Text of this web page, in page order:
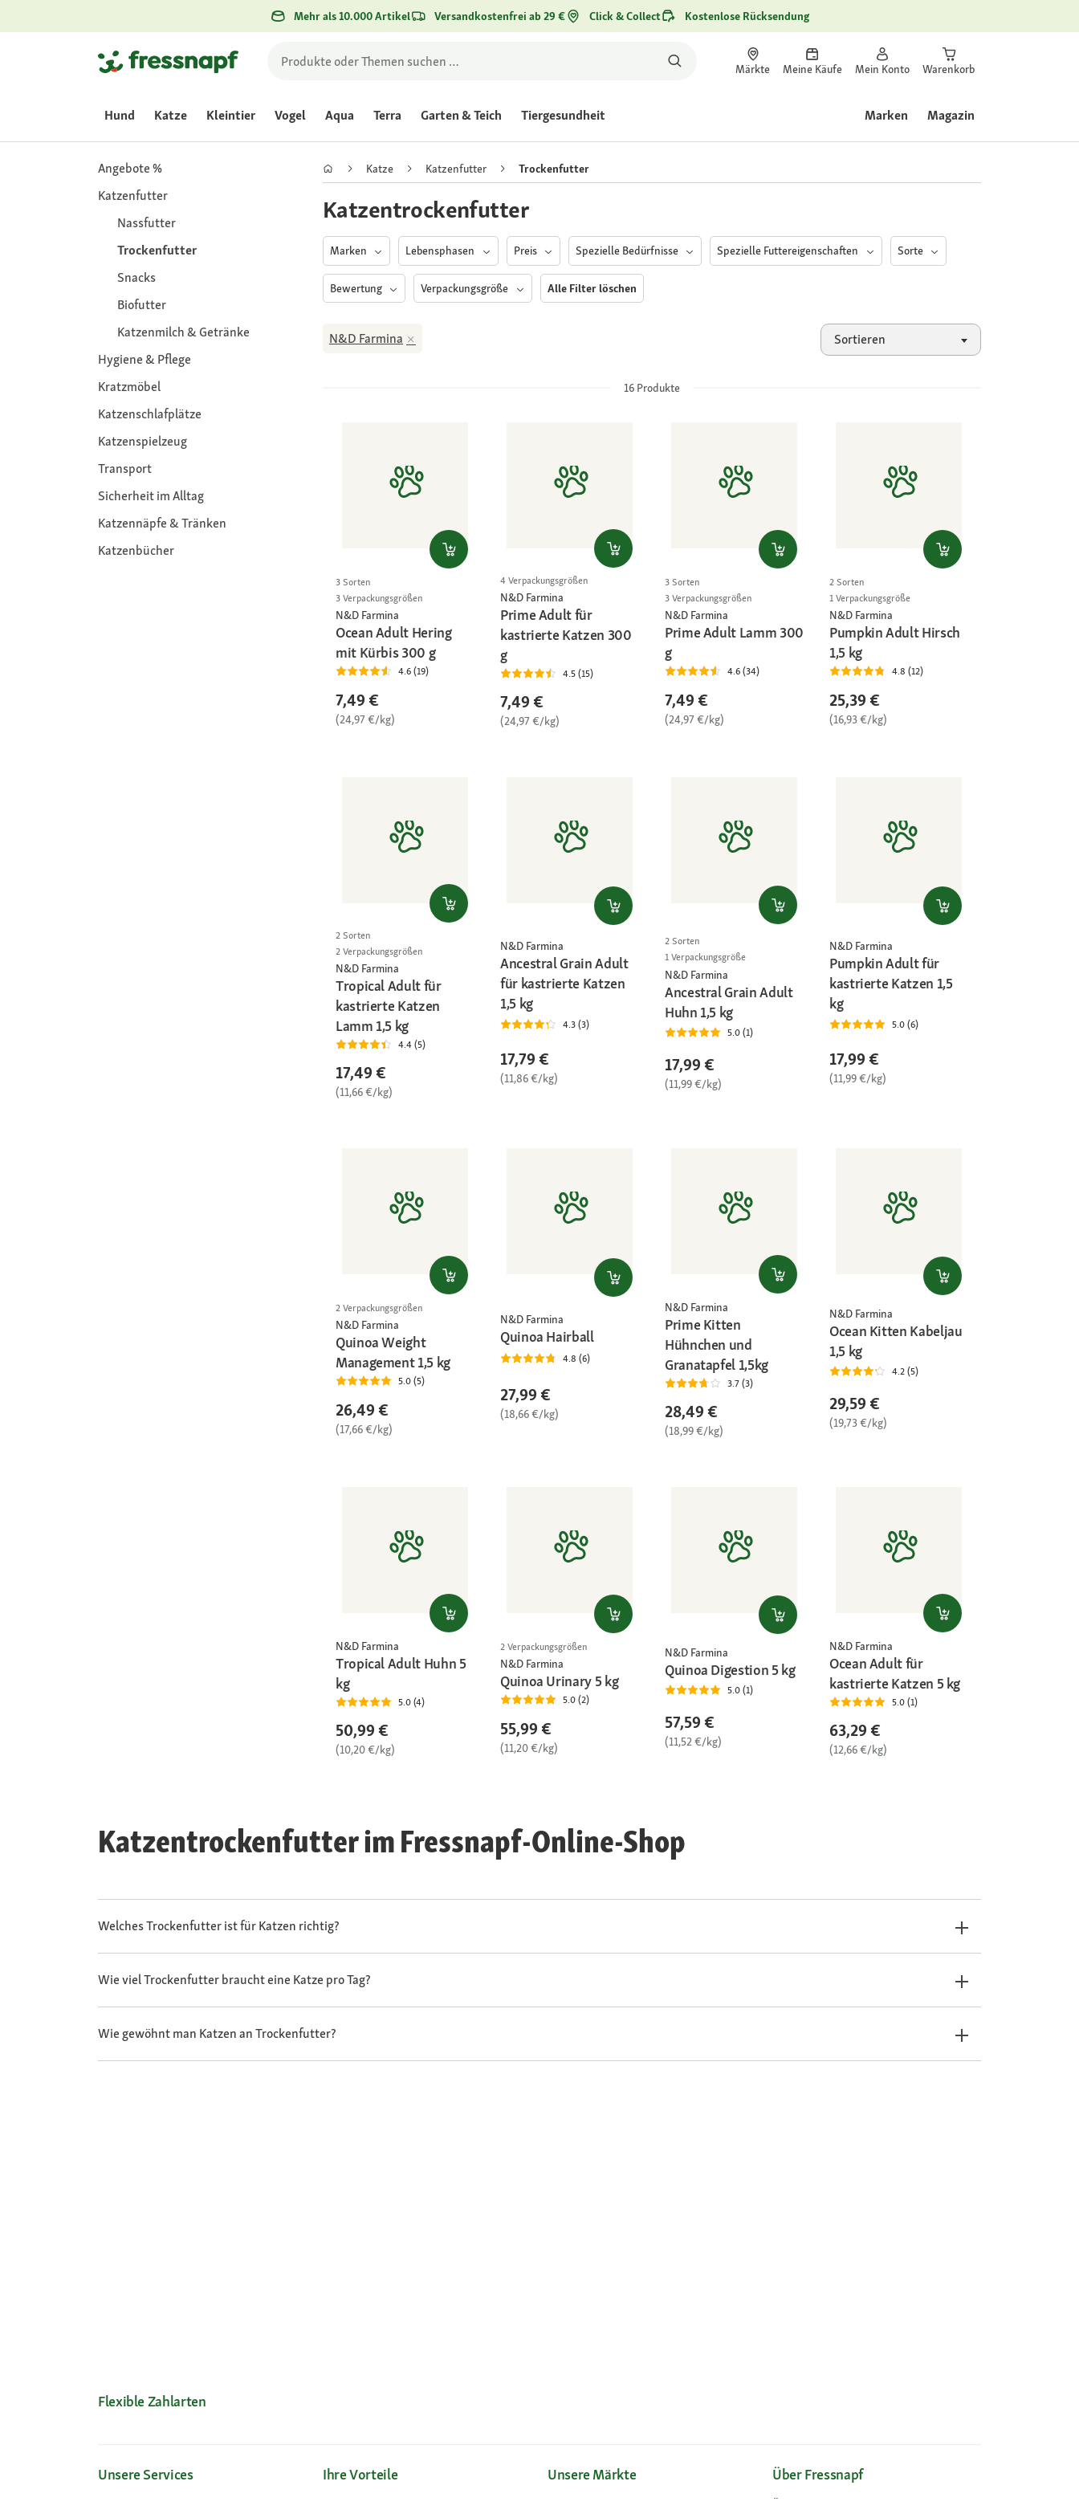
Mehr als 10.000 Artikel Versandkostenfrei ab 29 € Click & Collect Kostenlose Rücksendung
Märkte Meine Käufe Mein Konto Warenkorb
Hund Katze Kleintier Vogel Aqua Terra Garten & Teich Tiergesundheit Marken Magazin
Angebote %
Katzenfutter
Nassfutter
Trockenfutter
Snacks
Biofutter
Katzenmilch & Getränke
Hygiene & Pflege
Kratzmöbel
Katzenschlafplätze
Katzenspielzeug
Transport
Sicherheit im Alltag
Katzennäpfe & Tränken
Katzenbücher
Katze Katzenfutter Trockenfutter
Katzentrockenfutter
Marken Lebensphasen Preis Spezielle Bedürfnisse Spezielle Futtereigenschaften Sorte
Bewertung Verpackungsgröße Alle Filter löschen
Sortieren
N&D Farmina
16 Produkte
3 Sorten
3 Verpackungsgrößen
N&D Farmina
Ocean Adult Hering
mit Kürbis 300 g
4.6 (19)
7,49 €
(24,97 €/kg)
4 Verpackungsgrößen
N&D Farmina
Prime Adult für
kastrierte Katzen 300
g
4.5 (15)
7,49 €
(24,97 €/kg)
3 Sorten
3 Verpackungsgrößen
N&D Farmina
Prime Adult Lamm 300
g
4.6 (34)
7,49 €
(24,97 €/kg)
2 Sorten
1 Verpackungsgröße
N&D Farmina
Pumpkin Adult Hirsch
1,5 kg
4.8 (12)
25,39 €
(16,93 €/kg)
2 Sorten
2 Verpackungsgrößen
N&D Farmina
Tropical Adult für
kastrierte Katzen
Lamm 1,5 kg
4.4 (5)
17,49 €
(11,66 €/kg)
N&D Farmina
Ancestral Grain Adult
für kastrierte Katzen
1,5 kg
4.3 (3)
17,79 €
(11,86 €/kg)
2 Sorten
1 Verpackungsgröße
N&D Farmina
Ancestral Grain Adult
Huhn 1,5 kg
5.0 (1)
17,99 €
(11,99 €/kg)
N&D Farmina
Pumpkin Adult für
kastrierte Katzen 1,5
kg
5.0 (6)
17,99 €
(11,99 €/kg)
2 Verpackungsgrößen
N&D Farmina
Quinoa Weight
Management 1,5 kg
5.0 (5)
26,49 €
(17,66 €/kg)
N&D Farmina
Quinoa Hairball
4.8 (6)
27,99 €
(18,66 €/kg)
N&D Farmina
Prime Kitten
Hühnchen und
Granatapfel 1,5kg
3.7 (3)
28,49 €
(18,99 €/kg)
N&D Farmina
Ocean Kitten Kabeljau
1,5 kg
4.2 (5)
29,59 €
(19,73 €/kg)
N&D Farmina
Tropical Adult Huhn 5
kg
5.0 (4)
50,99 €
(10,20 €/kg)
2 Verpackungsgrößen
N&D Farmina
Quinoa Urinary 5 kg
5.0 (2)
55,99 €
(11,20 €/kg)
N&D Farmina
Quinoa Digestion 5 kg
5.0 (1)
57,59 €
(11,52 €/kg)
N&D Farmina
Ocean Adult für
kastrierte Katzen 5 kg
5.0 (1)
63,29 €
(12,66 €/kg)
Katzentrockenfutter im Fressnapf-Online-Shop
Welches Trockenfutter ist für Katzen richtig?
Wie viel Trockenfutter braucht eine Katze pro Tag?
Wie gewöhnt man Katzen an Trockenfutter?
Flexible Zahlarten
Unsere Services Ihre Vorteile Unsere Märkte Über Fressnapf
Über uns